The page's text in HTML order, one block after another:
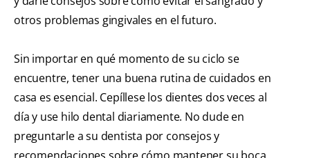
otros problemas gingivales en el futuro.
Sin importar en qué momento de su ciclo se
encuentre, tener una buena rutina de cuidados en
casa es esencial. Cepíllese los dientes dos veces al
día y use hilo dental diariamente. No dude en
preguntarle a su dentista por consejos y